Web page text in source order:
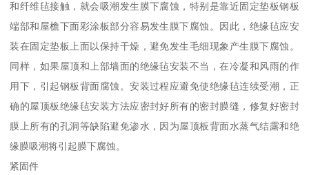
和纤维毡接触，就会吸潮发生膜下腐蚀，特别是靠近固定垫板钢板
端部和屋檐下面彩涂板部分容易发生膜下腐蚀。因此，绝缘毡应安
装在固定垫板上面以保持干燥，避免发生毛细现象产生膜下腐蚀。
同样，如果屋顶和上部墙面的绝缘毡安装不当，在冷凝和风雨的作
用下，引起钢板背面腐蚀。安装过程应避免使绝缘毡连续受潮，正
确的屋顶板绝缘毡安装方法应密封好所有的密封膜缝，修复好密封
膜上所有的孔洞等缺陷避免渗水，因为屋顶板背面水蒸气结露和绝
缘膜吸潮将引起膜下腐蚀。
紧固件